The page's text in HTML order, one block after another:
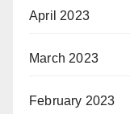
April 2023
March 2023
February 2023